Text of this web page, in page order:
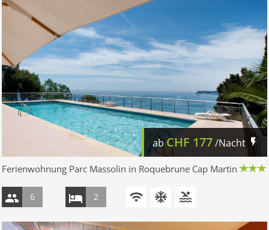
ab CHF 177/Nacht
Ferienwohnung Parc Massolin in Roquebrune Cap Martin
6 2